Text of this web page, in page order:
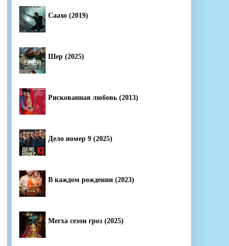
Саахо (2019)
Шер (2025)
Рискованная любовь (2013)
Дело номер 9 (2025)
В каждом рождении (2023)
Мегха сезон гроз (2025)